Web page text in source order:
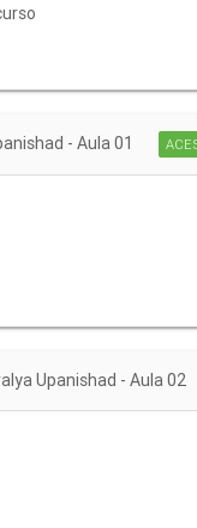
- Aula 01
Upanishad - Aula 02